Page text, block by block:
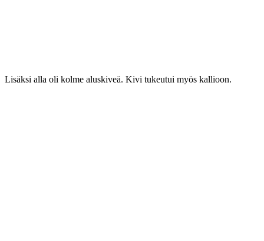
Lisäksi alla oli kolme aluskiveä. Kivi tukeutui myös kallioon.